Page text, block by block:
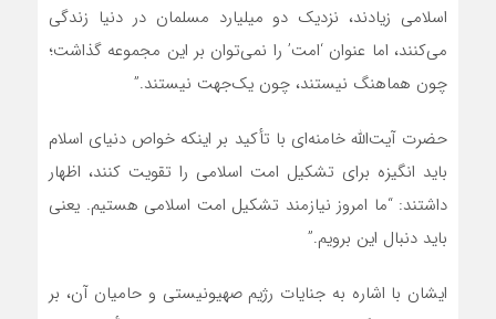
اسلامی زیادند، نزدیک دو میلیارد مسلمان در دنیا زندگی
می‌کنند، اما عنوان ‘امت’ را نمی‌توان بر این مجموعه گذاشت؛
چون هماهنگ نیستند، چون یک‌جهت نیستند.”
حضرت آیت‌الله خامنه‌ای با تأکید بر اینکه خواص دنیای اسلام
باید انگیزه برای تشکیل امت اسلامی را تقویت کنند، اظهار
داشتند: “ما امروز نیازمند تشکیل امت اسلامی هستیم. یعنی
باید دنبال این برویم.”
ایشان با اشاره به جنایات رژیم صهیونیستی و حامیان آن، بر